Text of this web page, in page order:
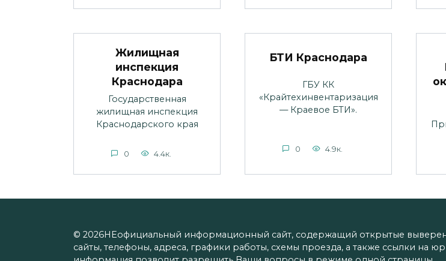
Жилищная
инспекция
Краснодара
Государственная
жилищная инспекция
Краснодарского края
0 4.4к.
БТИ Краснодара
ГБУ КК
«Крайтехинвентаризация
— Краевое БТИ».
0 4.9к.
© 2026НЕофициальный информационный сайт, содержащий открытые
сайты, телефоны, адреса, графики работы, схемы проезда, а также ссылки на